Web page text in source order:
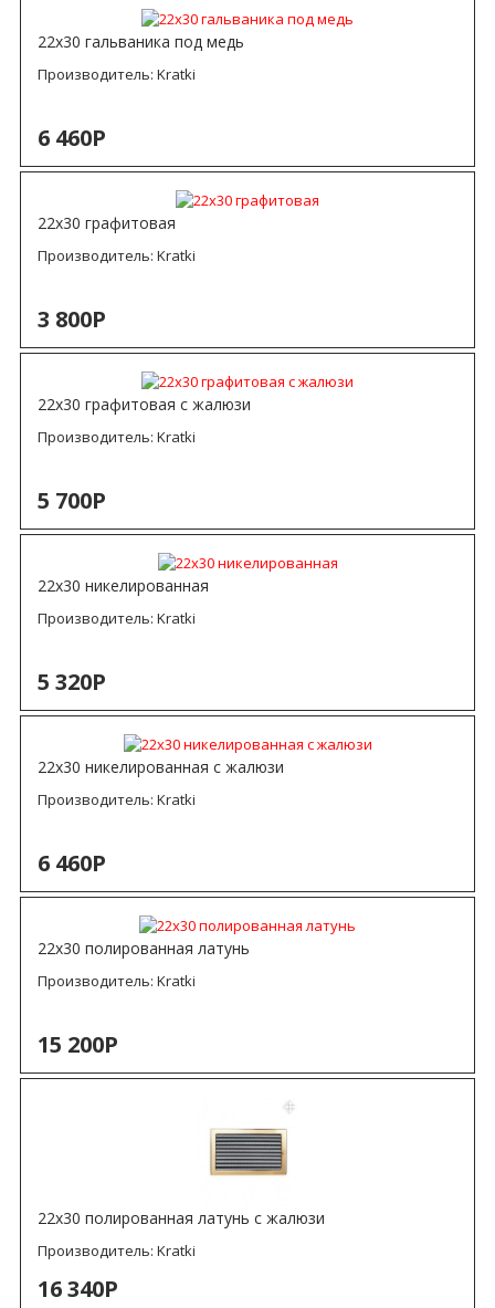
22х30 гальваника под медь
Производитель: Kratki
6 460Р
22х30 графитовая
Производитель: Kratki
3 800Р
22х30 графитовая с жалюзи
Производитель: Kratki
5 700Р
22х30 никелированная
Производитель: Kratki
5 320Р
22х30 никелированная с жалюзи
Производитель: Kratki
6 460Р
22х30 полированная латунь
Производитель: Kratki
15 200Р
22х30 полированная латунь с жалюзи
Производитель: Kratki
16 340Р